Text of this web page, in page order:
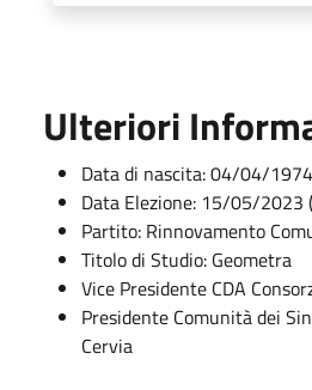
Ulteriori
Data di nascita: 04/04/
Data Elezione: 15/05/
Partito: Rinnovamento
Titolo di Studio: Geometra
Vice Presidente CDA
Presidente Comunità dei
Cervia